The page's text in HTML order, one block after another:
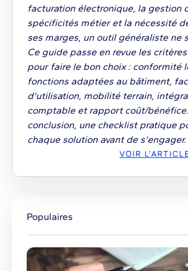
facturation électronique, la gestion
spécificités métier et la nécessité
ses marges, un outil généraliste ne
Ce guide passe en revue les
pour faire le bon choix : conformité
fonctions adaptées au bâtiment,
d'utilisation, mobilité terrain,
comptable et rapport coût/
conclusion, une checklist pratique
chaque solution avant de s'engager.
VOIR
Populaires